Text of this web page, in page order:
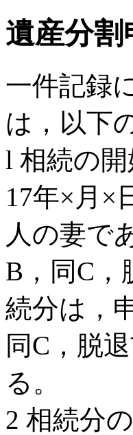
遺産分
一件記録
は，以下
l 相続の
17年×月×
人の妻で
B，同C，
続分は，
同C，脱
る。
2 相続分